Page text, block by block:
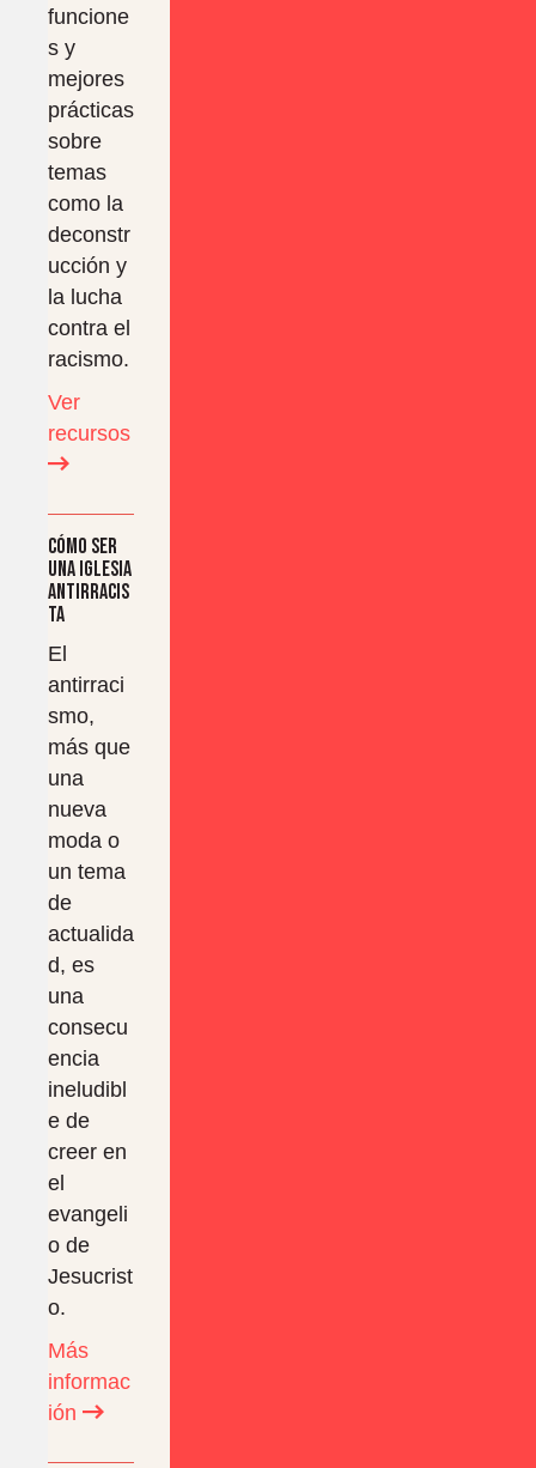
funcione
s y
mejores
prácticas
sobre
temas
como la
deconstr
ucción y
la lucha
contra el
racismo.
Ver
recursos
Cómo ser
una iglesia
antirracis
ta
El
antirraci
smo,
más que
una
nueva
moda o
un tema
de
actualida
d, es
una
consecu
encia
ineludibl
e de
creer en
el
evangeli
o de
Jesucrist
o.
Más
informac
ión